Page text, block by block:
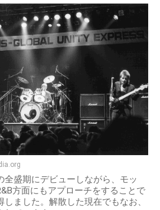
全盛期にデビューしながら、モッ
方面にもアプローチをすることで
ました。解散した現在でもなお、